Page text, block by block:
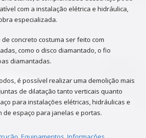
com a instalação elétrica e hidráulica,
especializada.
de concreto costuma ser feito com
como o disco diamantado, o fio
diamantadas.
é possível realizar uma demolição mais
de dilatação tanto verticais quanto
para instalações elétricas, hidráulicas e
de espaço para janelas e portas.